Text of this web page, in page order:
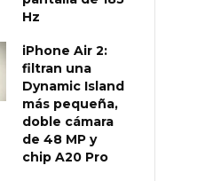
Hz
iPhone Air 2:
filtran una
Dynamic Island
más pequeña,
doble cámara
de 48 MP y
chip A20 Pro